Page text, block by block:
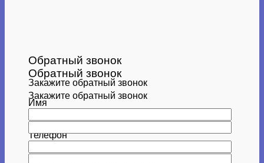
Обратный звонок
Закажите обратный звонок
Имя
Телефон
Обратный звонок
Закажите обратный звонок